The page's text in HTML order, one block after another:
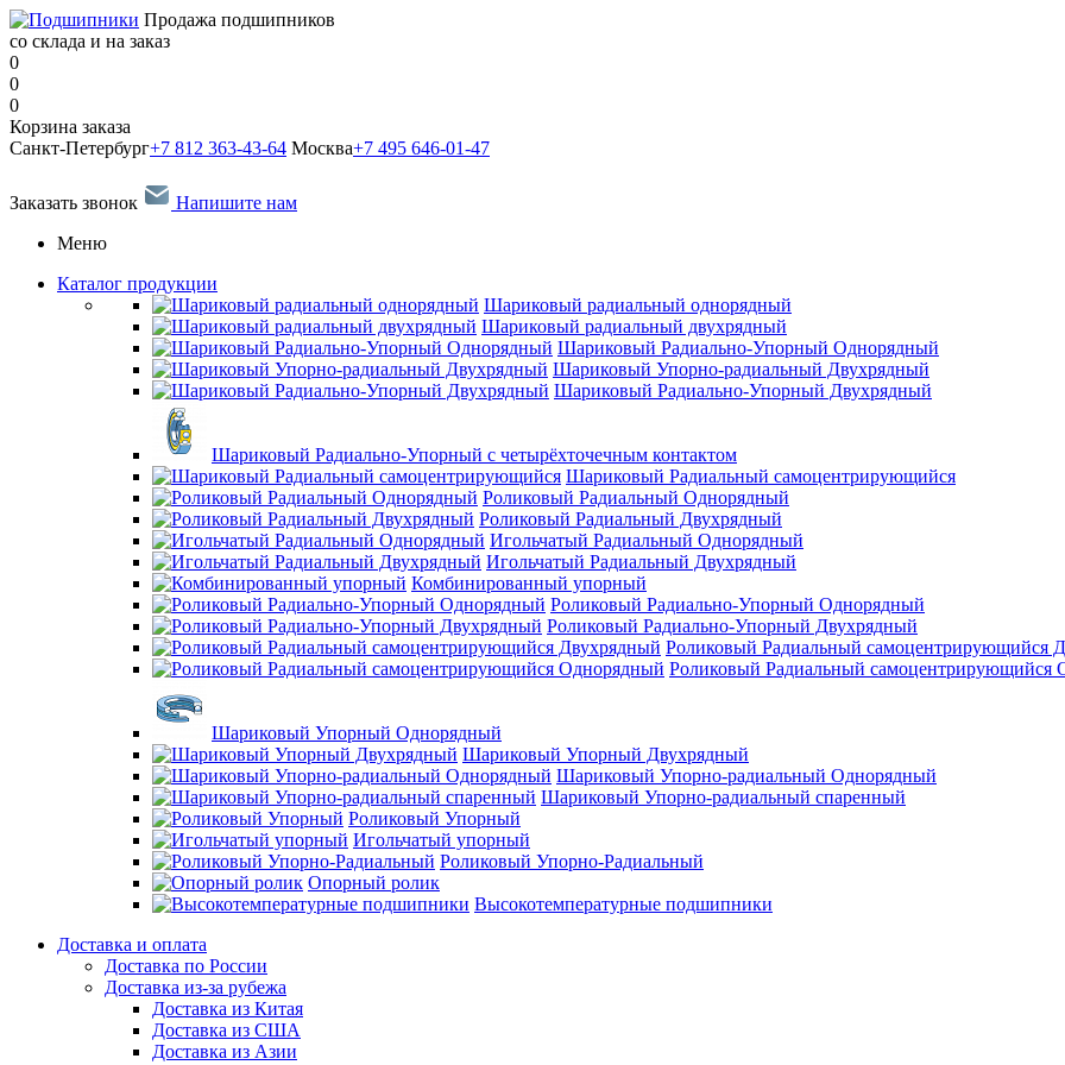
Продажа подшипников
со склада и на заказ
0
0
0
Корзина заказа
Санкт-Петербург+7 812 363-43-64 Москва+7 495 646-01-47
Заказать звонок
Напишите нам
Меню
Каталог продукции
Шариковый радиальный однорядный
Шариковый радиальный двухрядный
Шариковый Радиально-Упорный Однорядный
Шариковый Упорно-радиальный Двухрядный
Шариковый Радиально-Упорный Двухрядный
Шариковый Радиально-Упорный с четырёхточечным контактом
Шариковый Радиальный самоцентрирующийся
Роликовый Радиальный Однорядный
Роликовый Радиальный Двухрядный
Игольчатый Радиальный Однорядный
Игольчатый Радиальный Двухрядный
Комбинированный упорный
Роликовый Радиально-Упорный Однорядный
Роликовый Радиально-Упорный Двухрядный
Роликовый Радиальный самоцентрирующийся
Роликовый Радиальный самоцентрирующийся
Шариковый Упорный Однорядный
Шариковый Упорный Двухрядный
Шариковый Упорно-радиальный Однорядный
Шариковый Упорно-радиальный спаренный
Роликовый Упорный
Игольчатый упорный
Роликовый Упорно-Радиальный
Опорный ролик
Высокотемпературные подшипники
Доставка и оплата
Доставка по России
Доставка из-за рубежа
Доставка из Китая
Доставка из США
Доставка из Азии